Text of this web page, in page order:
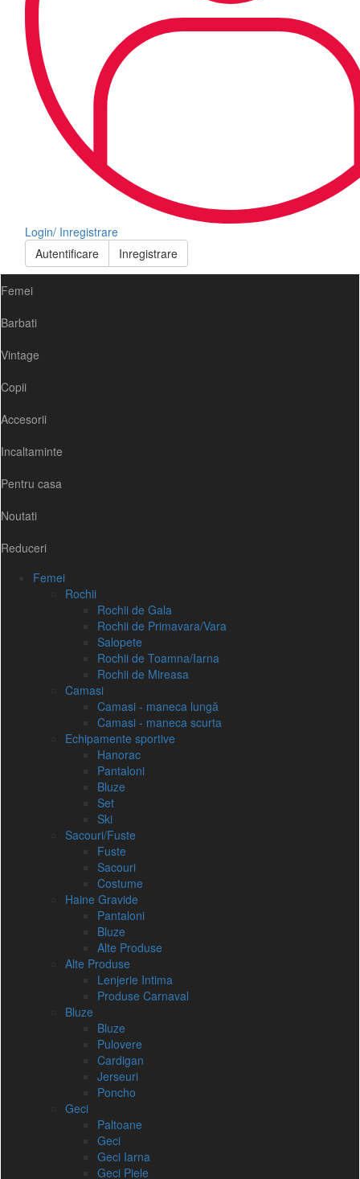
Login/ Inregistrare
Autentificare
Inregistrare
Femei
Barbati
Vintage
Copii
Accesorii
Incaltaminte
Pentru casa
Noutati
Reduceri
Femei
Rochii
Rochii de Gala
Rochii de Primavara/Vara
Salopete
Rochii de Toamna/Iarna
Rochii de Mireasa
Camasi
Camasi - maneca lungă
Camasi - maneca scurta
Echipamente sportive
Hanorac
Pantaloni
Bluze
Set
Ski
Sacouri/Fuste
Fuste
Sacouri
Costume
Haine Gravide
Pantaloni
Bluze
Alte Produse
Alte Produse
Lenjerie Intima
Produse Carnaval
Bluze
Bluze
Pulovere
Cardigan
Jerseuri
Poncho
Geci
Paltoane
Geci
Geci Iarna
Geci Piele